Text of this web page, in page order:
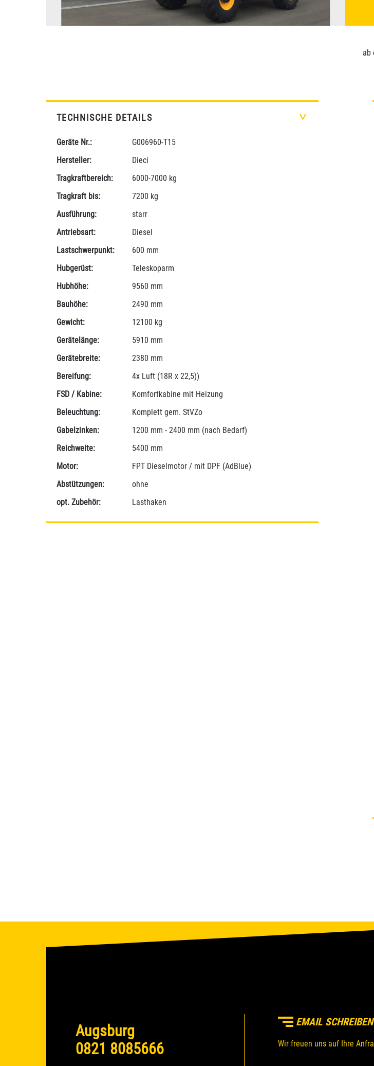
ab
TECHNISCHE DETAILS >
Geräte Nr.:
G006960-T15
Hersteller:
Dieci
Tragkraftbereich:
6000-7000 kg
Tragkraft bis:
7200 kg
Ausführung:
starr
Antriebsart:
Diesel
Lastschwerpunkt:
600 mm
Hubgerüst:
Teleskoparm
Hubhöhe:
9560 mm
Bauhöhe:
2490 mm
Gewicht:
12100 kg
Gerätelänge:
5910 mm
Gerätebreite:
2380 mm
Bereifung:
4x Luft (18R x 22,5))
FSD / Kabine:
Komfortkabine mit Heizung
Beleuchtung:
Komplett gem. StVZo
Gabelzinken:
1200 mm - 2400 mm (nach Bedarf)
Reichweite:
5400 mm
Motor:
FPT Dieselmotor / mit DPF (AdBlue)
Abstützungen:
ohne
opt. Zubehör:
Lasthaken
Augsburg
0821 8085666
EMAIL SCHREIBEN
Wir freuen uns auf Ihre